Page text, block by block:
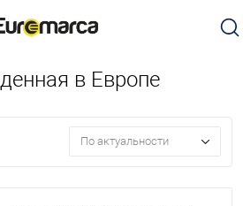
в Европе
По актуальности